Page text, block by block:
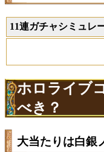
11連ガチャシミュレ
ホロライブ
べき？
大当たりは白銀